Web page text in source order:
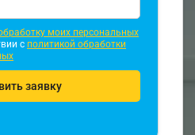
моих персональных
с политикой обработки
заявку